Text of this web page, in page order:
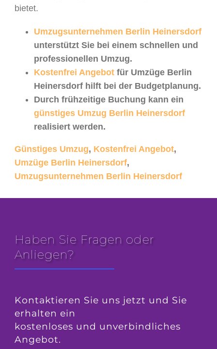
bietet.
Umzugsunternehmen Berlin Heinersdorf
unterstützt Sie bei einem schnellen und
professionellen Umzug.
Kostenfrei Angebotfür Umzüge Berlin
Heinersdorf hilft bei der Budgetplanung.
Durch frühzeitige Buchung kann ein
günstiges Umzug Berlin Heinersdorf
realisiert werden.
Günstiges Umzug, Kostenfrei Angebot,
Umzüge Berlin Heinersdorf,
Umzugsunternehmen Berlin Heinersdorf
Haben Sie Fragen oder
Anliegen?
Kontaktieren Sie uns jetzt und Sie
erhalten ein
kostenloses und unverbindliches
Angebot.